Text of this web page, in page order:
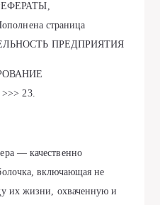
страница
ПРЕДПРИЯТИЯ
23.
— качественно
включающая не
их жизни, охваченную и